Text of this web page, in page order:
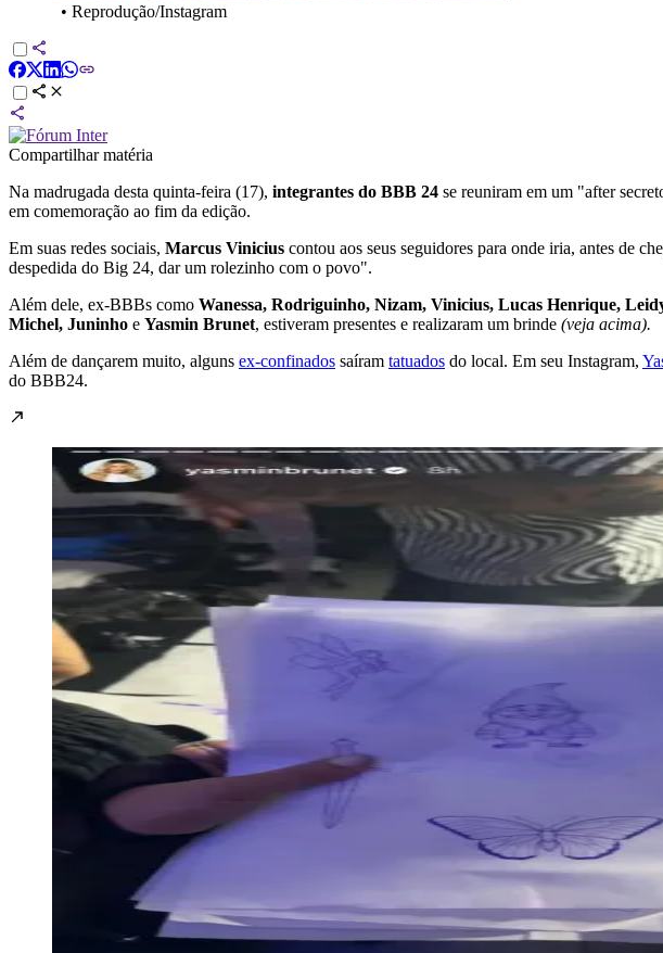
• Reprodução/Instagram
Compartilhar matéria
Na madrugada desta quinta-feira (17), integrantes do BBB 24 se reuniram em um "after
em comemoração ao fim da edição.
Em suas redes sociais, Marcus Vinicius contou aos seus seguidores para onde iria, antes de
despedida do Big 24, dar um rolezinho com o povo".
Além dele, ex-BBBs como Wanessa, Rodriguinho, Nizam, Vinicius, Lucas Henrique,
Michel, Juninho e Yasmin Brunet, estiveram presentes e realizaram um brinde (veja acima).
Além de dançarem muito, alguns ex-confinados saíram tatuados do local. Em seu Instagram,
do BBB24.